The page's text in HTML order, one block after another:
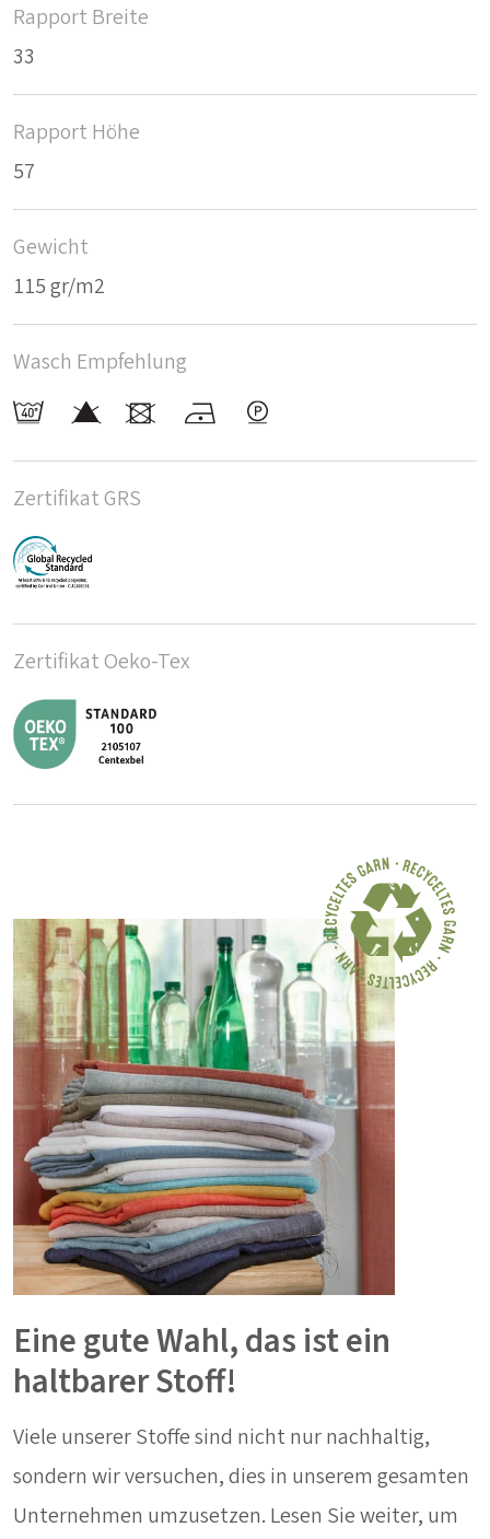
Rapport Breite
33
Rapport Höhe
57
Gewicht
115 gr/m2
Wasch Empfehlung
Zertifikat GRS
Zertifikat Oeko-Tex
Eine gute Wahl, das ist ein
haltbarer Stoff!
Viele unserer Stoffe sind nicht nur nachhaltig,
sondern wir versuchen, dies in unserem gesamten
Unternehmen umzusetzen. Lesen Sie weiter, um